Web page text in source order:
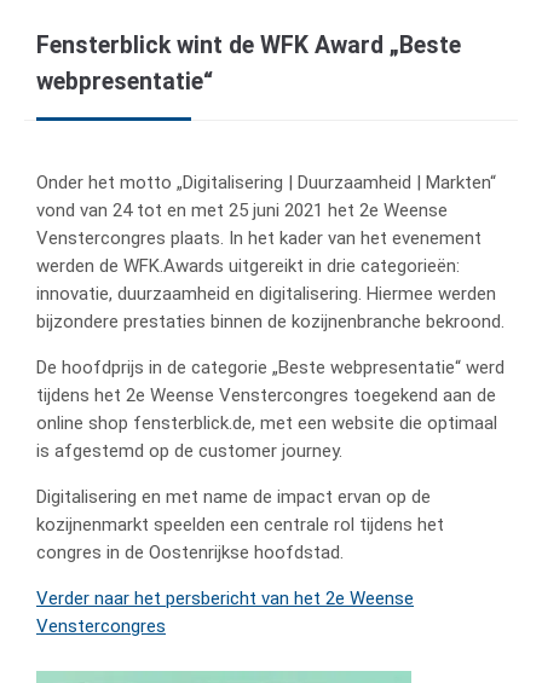
Fensterblick wint de WFK Award „Beste
webpresentatie“
Onder het motto „Digitalisering | Duurzaamheid | Markten“
vond van 24 tot en met 25 juni 2021 het 2e Weense
Venstercongres plaats. In het kader van het evenement
werden de WFK.Awards uitgereikt in drie categorieën:
innovatie, duurzaamheid en digitalisering. Hiermee werden
bijzondere prestaties binnen de kozijnenbranche bekroond.
De hoofdprijs in de categorie „Beste webpresentatie“ werd
tijdens het 2e Weense Venstercongres toegekend aan de
online shop fensterblick.de, met een website die optimaal
is afgestemd op de customer journey.
Digitalisering en met name de impact ervan op de
kozijnenmarkt speelden een centrale rol tijdens het
congres in de Oostenrijkse hoofdstad.
Verder naar het persbericht van het 2e Weense
Venstercongres